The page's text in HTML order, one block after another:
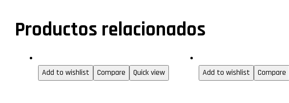
Productos relacionados
Add to wishlist
Compare Quick view
Add to wishlist
Compare